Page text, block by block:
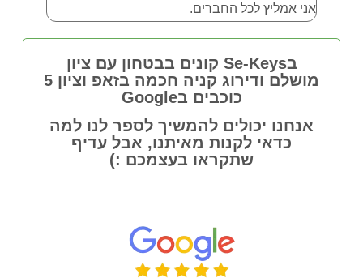
אני אמליץ לכל החברים.
בSe-Keys קונים בבטחון עם ציון
מושלם ודירוג קניה חכמה בזאפ וציון 5
כוכבים בGoogle
אנחנו יכולים להמשיך לספר לנו למה
כדאי לקנות מאיתנו, אבל עדיף
שתקראו בעצמכם :)